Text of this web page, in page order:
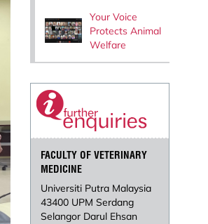
Your Voice
Protects Animal
Welfare
FACULTY OF VETERINARY
MEDICINE
Universiti Putra Malaysia
43400 UPM Serdang
Selangor Darul Ehsan